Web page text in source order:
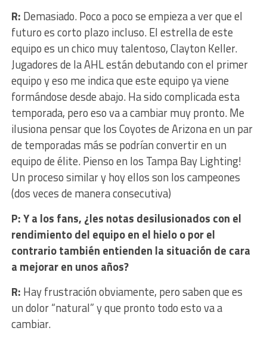
R: Demasiado. Poco a poco se empieza a ver que el
futuro es corto plazo incluso. El estrella de este
equipo es un chico muy talentoso, Clayton Keller.
Jugadores de la AHL están debutando con el primer
equipo y eso me indica que este equipo ya viene
formándose desde abajo. Ha sido complicada esta
temporada, pero eso va a cambiar muy pronto. Me
ilusiona pensar que los Coyotes de Arizona en un par
de temporadas más se podrían convertir en un
equipo de élite. Pienso en los Tampa Bay Lighting!
Un proceso similar y hoy ellos son los campeones
(dos veces de manera consecutiva)
P: Y a los fans, ¿les notas desilusionados con el
rendimiento del equipo en el hielo o por el
contrario también entienden la situación de cara
a mejorar en unos años?
R: Hay frustración obviamente, pero saben que es
un dolor “natural” y que pronto todo esto va a
cambiar.